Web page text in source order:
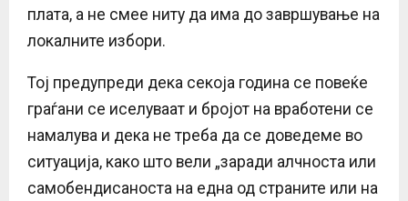
плата, а не смее ниту да има до завршување на
локалните избори.
Тој предупреди дека секоја година се повеќе
граѓани се иселуваат и бројот на вработени се
намалува и дека не треба да се доведеме во
ситуација, како што вели „заради алчноста или
самобендисаноста на една од страните или на